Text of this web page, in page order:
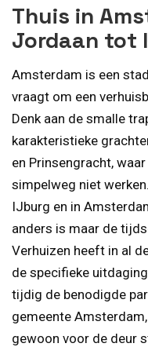
Thuis in
Jordaan tot
Amsterdam is een
vraagt om een
Denk aan de smalle
karakteristieke
en Prinsengracht,
simpelweg niet
IJburg en in
anders is maar de
Verhuizen heeft in al
de specifieke
tijdig de benodigde
gemeente
gewoon voor de deur